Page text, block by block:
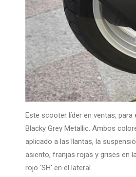
Este scooter líder en ventas,
Blacky Grey Metallic. Ambos
aplicado a las llantas, la
asiento, franjas rojas y grises en
rojo ‘SH’ en el lateral.